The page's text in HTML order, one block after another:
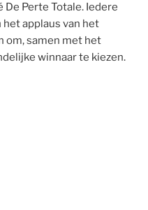
Perte Totale. Iedere
applaus van het
om, samen met het
winnaar te kiezen.